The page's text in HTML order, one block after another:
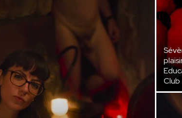
Club